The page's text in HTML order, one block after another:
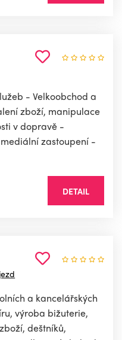
- Velkoobchod a
zboží, manipulace
v dopravě -
zastoupení -
DETAIL
a kancelářských
výroba bižuterie,
deštníků,